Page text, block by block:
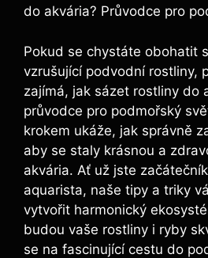
do akvária? Průvodce pro
Pokud ‌se​ chystáte obohatit
vzrušující ⁣podvodní ⁣rostliny,
zajímá, jak sázet rostliny ​do
průvodce pro podmořský​
krokem ukáže,⁣ jak správně
aby se staly ⁢krásnou⁤ a
akvária. Ať už ‌jste
aquarista,⁣ naše tipy ⁢a triky
vytvořit harmonický​
budou vaše rostliny i ryby
se​ na fascinující cestu do